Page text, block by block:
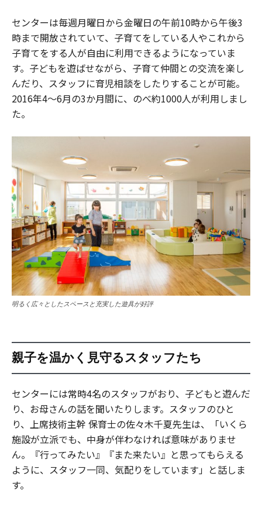
センターは毎週月曜日から金曜日の午前10時から午後3
時まで開放されていて、子育てをしている人やこれから
子育てをする人が自由に利用できるようになっていま
す。子どもを遊ばせながら、子育て仲間との交流を楽し
んだり、スタッフに育児相談をしたりすることが可能。
2016年4～6月の3か月間に、のべ約1000人が利用しまし
た。
明るく広々としたスペースと充実した遊具が好評
親子を温かく見守るスタッフたち
センターには常時4名のスタッフがおり、子どもと遊んだ
り、お母さんの話を聞いたりします。スタッフのひと
り、上席技術主幹 保育士の佐々木千夏先生は、「いくら
施設が立派でも、中身が伴わなければ意味がありませ
ん。『行ってみたい』『また来たい』と思ってもらえる
ように、スタッフ一同、気配りをしています」と話しま
す。